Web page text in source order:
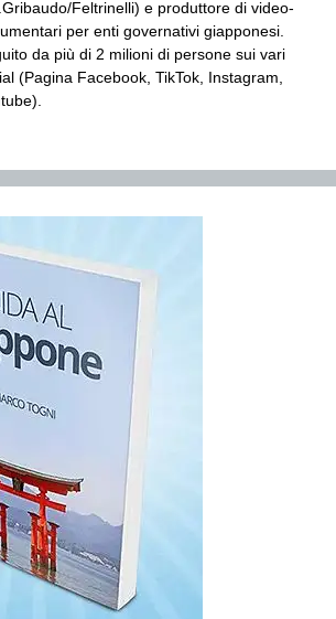
Feltrinelli) e produttore di video-
per enti governativi giapponesi.
da più di 2 milioni di persone sui vari
(Pagina Facebook, TikTok, Instagram,